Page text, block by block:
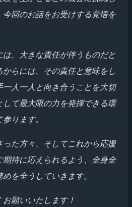
今回のお話をお受けする覚悟を
は、大きな責任が伴うものだと
らには、その責任と意味をし
一人一人と向き合うことを大切
して最大限の力を発揮できる環
ります。
った方々、そしてこれから応援
期待に応えられるよう、全身全
を全うしていきます。
願いいたします！